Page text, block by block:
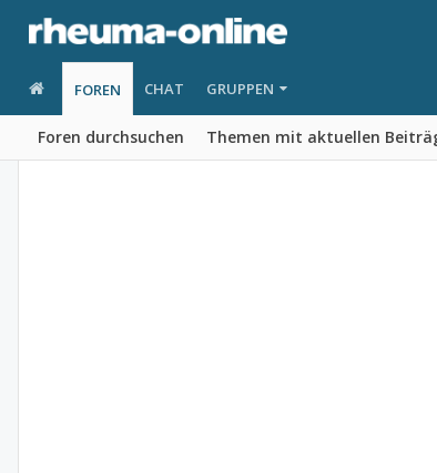
FOREN
Foren durchsuchen Themen mit aktuellen
CHAT GRUPPEN